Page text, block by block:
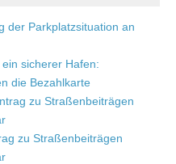
der Parkplatzsituation an
sicherer Hafen:
die Bezahlkarte
zu Straßenbeiträgen
zu Straßenbeiträgen